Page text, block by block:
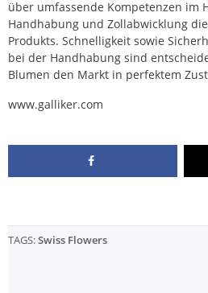
über umfassende Kompetenzen im
Handhabung und Zollabwicklung
Produkts. Schnelligkeit sowie
bei der Handhabung sind
Blumen den Markt in perfektem
www.galliker.com
TAGS:Swiss Flowers